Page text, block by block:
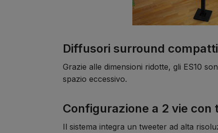
Diffusori surround
Grazie alle dimensioni ridotte, gli ES10
spazio eccessivo.
Configurazione a 2 vie
Il sistema integra un tweeter ad alta